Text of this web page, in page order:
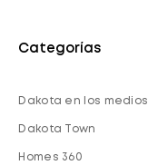
Categorías
Dakota en los medios
Dakota Town
Homes 360